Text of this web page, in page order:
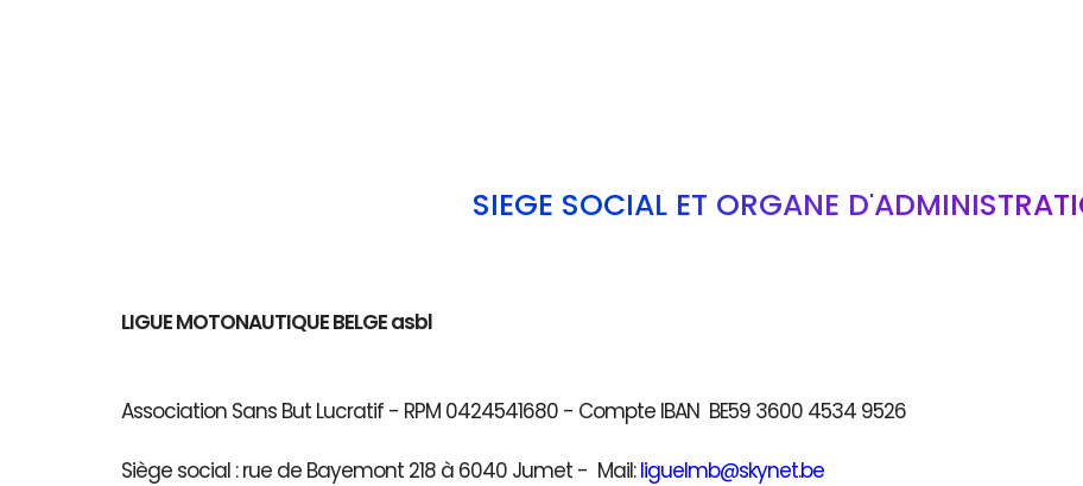
SIÈGE SOCIAL ET ORGANE
LIGUE MOTONAUTIQUE BELGE asbl
Association Sans But Lucratif - RPM 0424541680 - Compte IBAN BE59 3600 4534 9526
Siège social : rue de Bayemont 218 à 6040 Jumet - Mail:liguelmb@skynet.be